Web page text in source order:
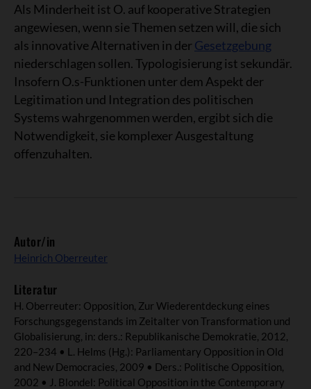
Als Minderheit ist O. auf kooperative Strategien
angewiesen, wenn sie Themen setzen will, die sich
als innovative Alternativen in derGesetzgebung
niederschlagen sollen. Typologisierung ist sekundär.
Insofern O.s-Funktionen unter dem Aspekt der
Legitimation und Integration des politischen
Systems wahrgenommen werden, ergibt sich die
Notwendigkeit, sie komplexer Ausgestaltung
offenzuhalten.
Autor/in
Heinrich Oberreuter
Literatur
H. Oberreuter: Opposition, Zur Wiederentdeckung eines
Forschungsgegenstands im Zeitalter von Transformation und
Globalisierung, in: ders.: Republikanische Demokratie, 2012,
220–234 • L. Helms (Hg.): Parliamentary Opposition in Old
and New Democracies, 2009 • Ders.: Politische Opposition,
2002 • J. Blondel: Political Opposition in the Contemporary